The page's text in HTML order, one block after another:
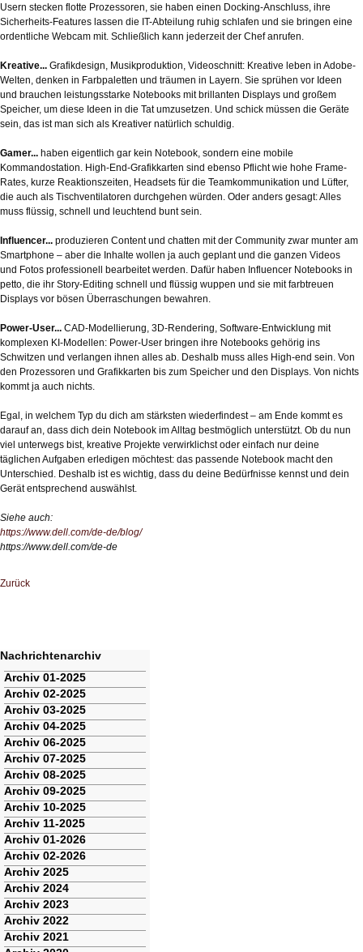
Usern stecken flotte Prozessoren, sie haben einen Docking-Anschluss, ihre
Sicherheits-Features lassen die IT-Abteilung ruhig schlafen und sie bringen eine
ordentliche Webcam mit. Schließlich kann jederzeit der Chef anrufen.
Kreative... Grafikdesign, Musikproduktion, Videoschnitt: Kreative leben in Adobe-
Welten, denken in Farbpaletten und träumen in Layern. Sie sprühen vor Ideen
und brauchen leistungsstarke Notebooks mit brillanten Displays und großem
Speicher, um diese Ideen in die Tat umzusetzen. Und schick müssen die Geräte
sein, das ist man sich als Kreativer natürlich schuldig.
Gamer... haben eigentlich gar kein Notebook, sondern eine mobile
Kommandostation. High-End-Grafikkarten sind ebenso Pflicht wie hohe Frame-
Rates, kurze Reaktionszeiten, Headsets für die Teamkommunikation und Lüfter,
die auch als Tischventilatoren durchgehen würden. Oder anders gesagt: Alles
muss flüssig, schnell und leuchtend bunt sein.
Influencer... produzieren Content und chatten mit der Community zwar munter am
Smartphone – aber die Inhalte wollen ja auch geplant und die ganzen Videos
und Fotos professionell bearbeitet werden. Dafür haben Influencer Notebooks in
petto, die ihr Story-Editing schnell und flüssig wuppen und sie mit farbtreuen
Displays vor bösen Überraschungen bewahren.
Power-User... CAD-Modellierung, 3D-Rendering, Software-Entwicklung mit
komplexen KI-Modellen: Power-User bringen ihre Notebooks gehörig ins
Schwitzen und verlangen ihnen alles ab. Deshalb muss alles High-end sein. Von
den Prozessoren und Grafikkarten bis zum Speicher und den Displays. Von nichts
kommt ja auch nichts.
Egal, in welchem Typ du dich am stärksten wiederfindest – am Ende kommt es
darauf an, dass dich dein Notebook im Alltag bestmöglich unterstützt. Ob du nun
viel unterwegs bist, kreative Projekte verwirklichst oder einfach nur deine
täglichen Aufgaben erledigen möchtest: das passende Notebook macht den
Unterschied. Deshalb ist es wichtig, dass du deine Bedürfnisse kennst und dein
Gerät entsprechend auswählst.
Siehe auch:
https://www.dell.com/de-de/blog/
https://www.dell.com/de-de
Zurück
Nachrichtenarchiv
Navigation
überspringen
Archiv 01-2025
Archiv 02-2025
Archiv 03-2025
Archiv 04-2025
Archiv 06-2025
Archiv 07-2025
Archiv 08-2025
Archiv 09-2025
Archiv 10-2025
Archiv 11-2025
Archiv 01-2026
Archiv 02-2026
Archiv 2025
Archiv 2024
Archiv 2023
Archiv 2022
Archiv 2021